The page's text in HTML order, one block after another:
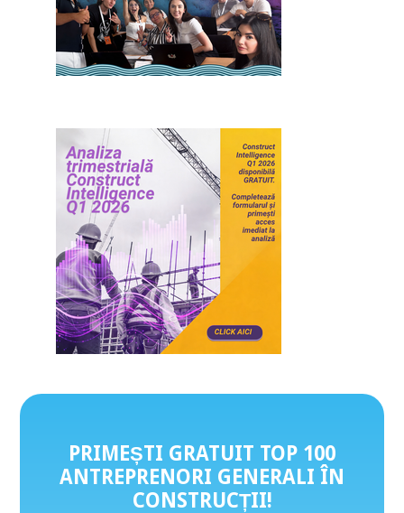
PRIMEȘTI GRATUIT TOP 100
ANTREPRENORI GENERALI ÎN
CONSTRUCȚII!